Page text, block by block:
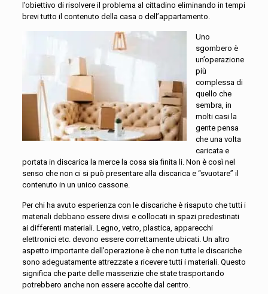
l’obiettivo di risolvere il problema al cittadino eliminando in tempi
brevi tutto il contenuto della casa o dell’appartamento.
Uno
sgombero è
un’operazione
più
complessa di
quello che
sembra, in
molti casi la
gente pensa
che una volta
caricata e
portata in discarica la merce la cosa sia finita li. Non è così nel
senso che non ci si può presentare alla discarica e “svuotare” il
contenuto in un unico cassone.
Per chi ha avuto esperienza con le discariche è risaputo che tutti i
materiali debbano essere divisi e collocati in spazi predestinati
ai differenti materiali. Legno, vetro, plastica, apparecchi
elettronici etc. devono essere correttamente ubicati. Un altro
aspetto importante dell’operazione è che non tutte le discariche
sono adeguatamente attrezzate a ricevere tutti i materiali. Questo
significa che parte delle masserizie che state trasportando
potrebbero anche non essere accolte dal centro.